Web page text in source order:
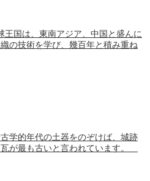
王国は、東南アジア、中国と盛んに
の技術を学び、幾百年と積み重ね
学的年代の土器をのぞけば、城跡
が最も古いと言われています。